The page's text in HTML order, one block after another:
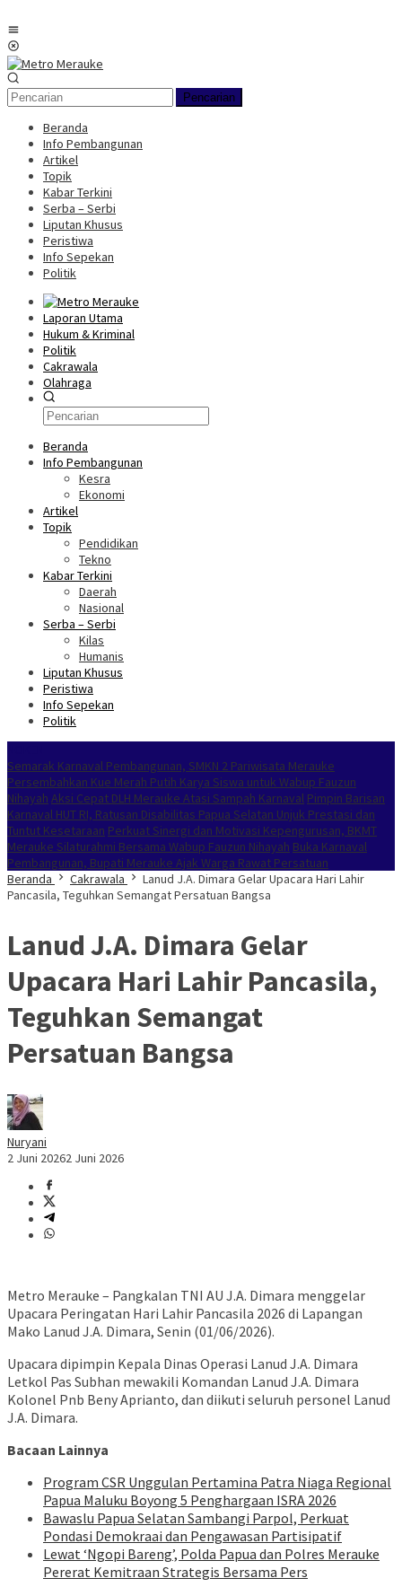
ke
konten
Pencarian
Beranda
Info Pembangunan
Artikel
Topik
Kabar Terkini
Serba – Serbi
Liputan Khusus
Peristiwa
Info Sepekan
Politik
Laporan Utama
Hukum & Kriminal
Politik
Cakrawala
Olahraga
Beranda
Info Pembangunan
Kesra
Ekonomi
Artikel
Topik
Pendidikan
Tekno
Kabar Terkini
Daerah
Nasional
Serba – Serbi
Kilas
Humanis
Liputan Khusus
Peristiwa
Info Sepekan
Politik
Semarak Karnaval Pembangunan, SMKN 2 Pariwisata Merauke
Persembahkan Kue Merah Putih Karya Siswa untuk Wabup Fauzun
Nihayah Aksi Cepat DLH Merauke Atasi Sampah Karnaval Pimpin Barisan
Karnaval HUT RI, Ratusan Disabilitas Papua Selatan Unjuk Prestasi dan
Tuntut Kesetaraan Perkuat Sinergi dan Motivasi Kepengurusan, BKMT
Merauke Silaturahmi Bersama Wabup Fauzun Nihayah Buka Karnaval
Pembangunan, Bupati Merauke Ajak Warga Rawat Persatuan
Beranda
Cakrawala
Lanud J.A. Dimara Gelar Upacara Hari Lahir
Pancasila, Teguhkan Semangat Persatuan Bangsa
Lanud J.A. Dimara Gelar
Upacara Hari Lahir Pancasila,
Teguhkan Semangat
Persatuan Bangsa
Nuryani
2 Juni 20262 Juni 2026
Metro Merauke – Pangkalan TNI AU J.A. Dimara menggelar
Upacara Peringatan Hari Lahir Pancasila 2026 di Lapangan
Mako Lanud J.A. Dimara, Senin (01/06/2026).
Upacara dipimpin Kepala Dinas Operasi Lanud J.A. Dimara
Letkol Pas Subhan mewakili Komandan Lanud J.A. Dimara
Kolonel Pnb Beny Aprianto, dan diikuti seluruh personel Lanud
J.A. Dimara.
Bacaan Lainnya
Program CSR Unggulan Pertamina Patra Niaga Regional
Papua Maluku Boyong 5 Penghargaan ISRA 2026
Bawaslu Papua Selatan Sambangi Parpol, Perkuat
Pondasi Demokraai dan Pengawasan Partisipatif
Lewat ‘Ngopi Bareng’, Polda Papua dan Polres Merauke
Pererat Kemitraan Strategis Bersama Pers